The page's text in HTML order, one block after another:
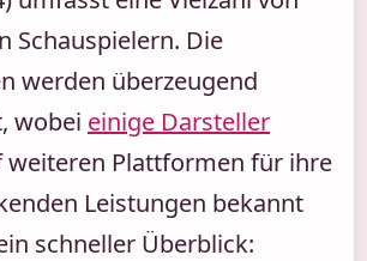
Schauspielern. Die
werden überzeugend
wobei einige Darsteller
weiteren Plattformen für ihre
Leistungen bekannt
schneller Überblick: